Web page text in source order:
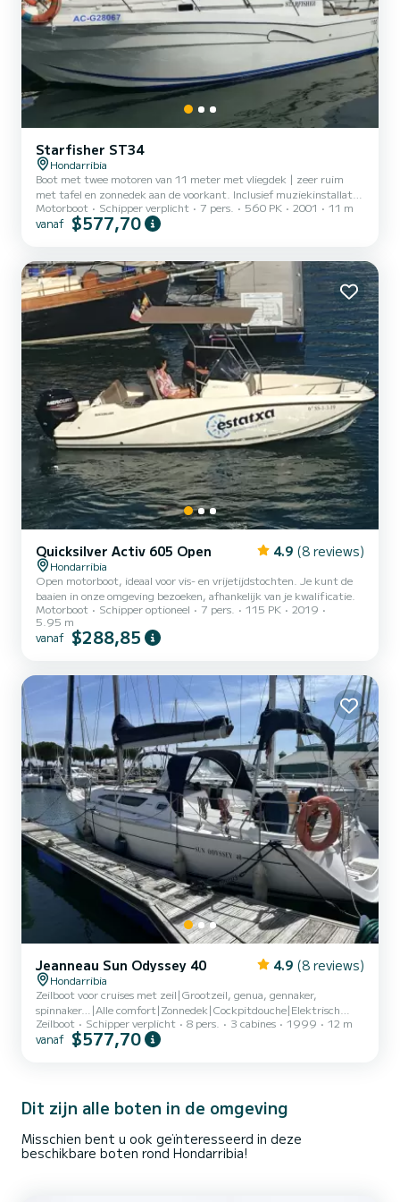
Starfisher ST34
Hondarribia
Boot met twee motoren van 11 meter met vliegdek | zeer ruim
met tafel en zonnedek aan de voorkant. Inclusief muziekinstallatie,
zoetwaterdouche, wc, radar, sonar, automatische piloot, koelkast,
vriezer. | Boot geschikt voor uitstapjes, tonijnvissen, makreelvissen,
Juan De Luz, Biarritz, Bayonne, San Sebastián. | Inclusief
vismateriaal. | Onderhandelbare vaartijden
Motorboot Schipper verplicht 7 pers. 560 PK 2001 11 m
vanaf $577,70
Quicksilver Activ 605 Open 4.9 (8 reviews)
Hondarribia
Open motorboot, ideaal voor vis- en vrijetijdstochten. Je kunt de
baaien in onze omgeving bezoeken, afhankelijk van je kwalificatie.
Motorboot
Schipper optioneel 7 pers. 115 PK
2019
5.95 m
vanaf $288,85
Jeanneau Sun Odyssey 40 4.9 (8 reviews)
Hondarribia
Zeilboot voor cruises met zeil|Grootzeil, genua, gennaker,
spinnaker…|Alle comfort|Zonnedek|Cockpitdouche|Elektrisch
toilet|
Zeilboot Schipper verplicht 8 pers. 3 cabines 1999 12 m
vanaf $577,70
Dit zijn alle boten in de omgeving
Misschien bent u ook geïnteresseerd in deze
beschikbare boten rond Hondarribia!